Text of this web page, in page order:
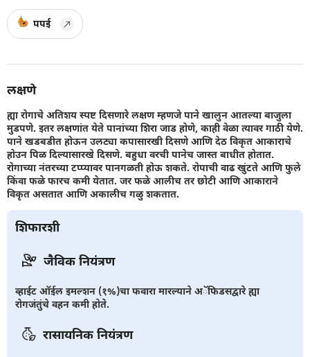
पपई
लक्षणे
ह्या रोगाचे अतिशय स्पष्ट दिसणारे लक्षण म्हणजे पाने खालुन आतल्या बाजुला
मुडपणे. इतर लक्षणांत येते पानांच्या शिरा जाड होणे, काही वेळा त्यावर गाठी येणे.
पाने खडबडीत होऊन उलट्या कपासारखी दिसणे आणि देठ विकृत आकाराचे
होउन पिळ दिल्यासारखे दिसणे. बहुधा वरची पानेच जास्त बाधीत होतात.
रोगाच्या नंतरच्या टप्प्यावर पानगळती होऊ शकते. रोपाची वाढ खुंटते आणि फुले
किंवा फळे फारच कमी येतात. जर फळे आलीच तर छोटी आणि आकाराने
विकृत असतात आणि अकालीच गळु शकतात.
शिफारशी
जैविक नियंत्रण
व्हाईट ऑईल इमल्शन (१%)चा फवारा मारल्याने अॅफिडसद्वारे ह्या
रोगजंतुंचे वहन कमी होते.
रासायनिक नियंत्रण